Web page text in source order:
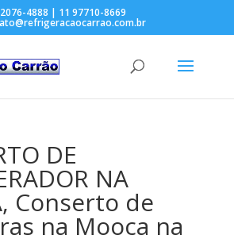
4888 | 11 97710-8669
DE
NA
Conserto de
na Mooca na